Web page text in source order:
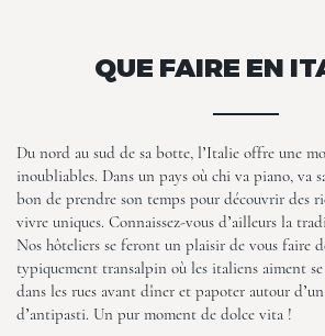
QUE FAIRE EN
Du nord au sud de sa botte, l’Italie offre une
inoubliables. Dans un pays où chi va piano, va
bon de prendre son temps pour découvrir des
vivre uniques. Connaissez-vous d’ailleurs la
Nos hôteliers se feront un plaisir de vous faire
typiquement transalpin où les italiens aiment
dans les rues avant dîner et papoter autour
d’antipasti. Un pur moment de dolce vita !